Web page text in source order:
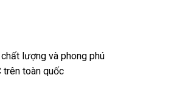
lượng và phong phú
trên toàn quốc